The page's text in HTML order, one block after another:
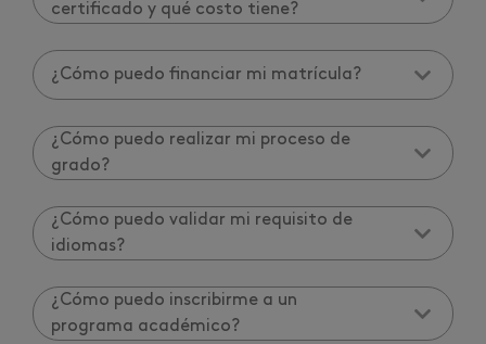
certificado y qué costo tiene?
¿Cómo puedo financiar mi matrícula?
¿Cómo puedo realizar mi proceso de
grado?
¿Cómo puedo validar mi requisito de
idiomas?
¿Cómo puedo inscribirme a un
programa académico?